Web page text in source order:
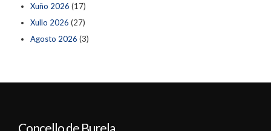
Xuño 2026 (17)
Xullo 2026 (27)
Agosto 2026 (3)
Concello de Burela